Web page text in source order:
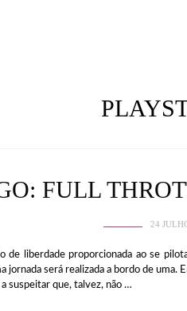
FULL
24
de liberdade proporcionada ao se
jornada será realizada a bordo de
suspeitar que, talvez, não …